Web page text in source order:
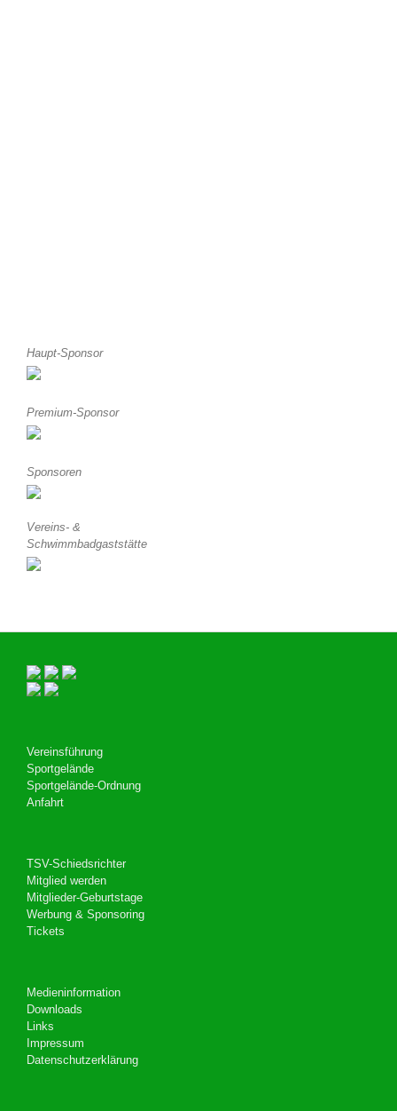
Haupt-Sponsor
Premium-Sponsor
Sponsoren
Vereins- &
Schwimmbadgaststätte
Vereinsführung
Sportgelände
Sportgelände-Ordnung
Anfahrt
TSV-Schiedsrichter
Mitglied werden
Mitglieder-Geburtstage
Werbung & Sponsoring
Tickets
Medieninformation
Downloads
Links
Impressum
Datenschutzerklärung